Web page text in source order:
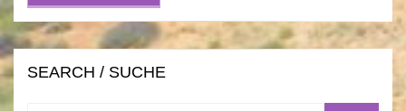
SEARCH / SUCHE